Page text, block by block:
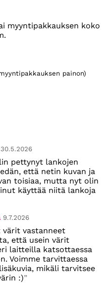
myyntipakkauksen koko
painon)
pettynyt lankojen
että netin kuvan ja
toisiaa, mutta nyt olin
käyttää niitä lankoja
9.7.2026
värit vastanneet
että usein värit
laitteilla katsottaessa
Voimme tarvittaessa
mikäli tarvitsee
:)